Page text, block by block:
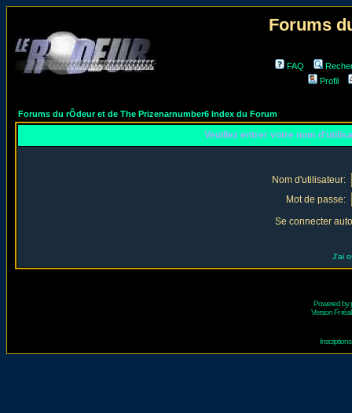
Forums
FAQ
Profil
Forums du rÔdeur et de The Prizenarnumber6 Index du Forum
Veuillez entrer votre nom
Nom d'utilisateur:
Mot de passe:
Se connecter
J'ai
Powered by
Version Fr